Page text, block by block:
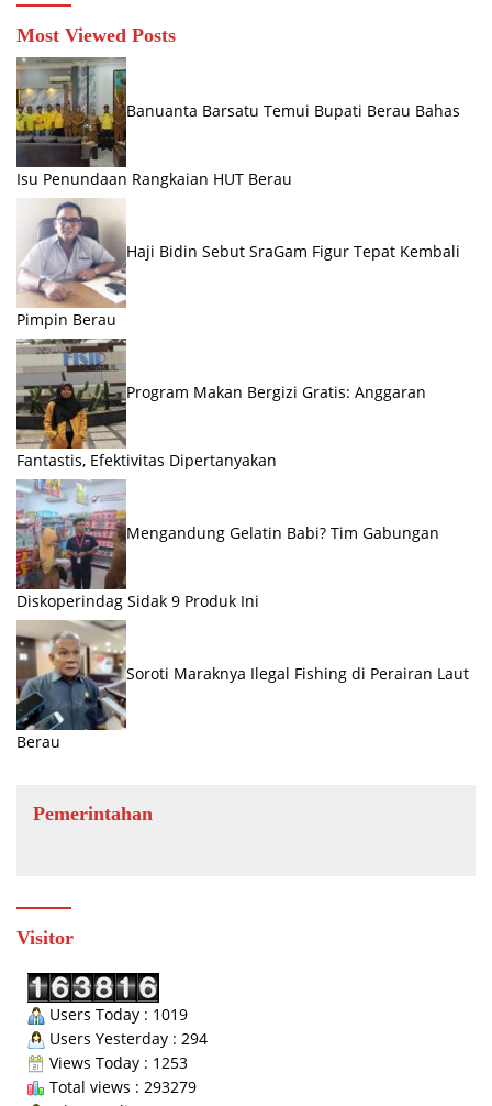
Most Viewed Posts
Banuanta Barsatu Temui Bupati Berau Bahas
Isu Penundaan Rangkaian HUT Berau
Haji Bidin Sebut SraGam Figur Tepat Kembali
Pimpin Berau
Program Makan Bergizi Gratis: Anggaran
Fantastis, Efektivitas Dipertanyakan
Mengandung Gelatin Babi? Tim Gabungan
Diskoperindag Sidak 9 Produk Ini
Soroti Maraknya Ilegal Fishing di Perairan Laut
Berau
Pemerintahan
Visitor
Users Today : 1019
Users Yesterday : 294
Views Today : 1253
Total views : 293279